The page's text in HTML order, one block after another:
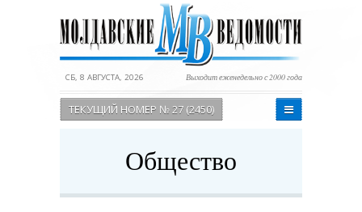
СБ, 8 АВГУСТА, 2026 Выходит еженедельно с 2000 года
ТЕКУЩИЙ НОМЕР № 27 (2450)
Общество